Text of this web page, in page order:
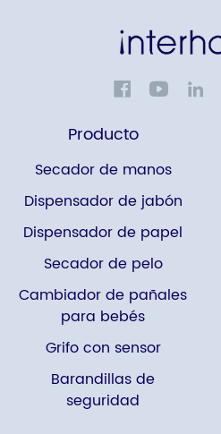
Producto
Secador de manos
Dispensador de jabón
Dispensador de papel
Secador de pelo
Cambiador de pañales
para bebés
Grifo con sensor
Barandillas de
seguridad